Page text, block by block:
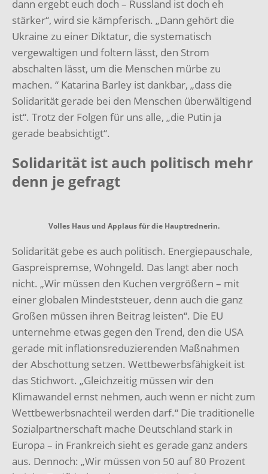
dann ergebt euch doch – Russland ist doch eh
stärker“, wird sie kämpferisch. „Dann gehört die
Ukraine zu einer Diktatur, die systematisch
vergewaltigen und foltern lässt, den Strom
abschalten lässt, um die Menschen mürbe zu
machen. “ Katarina Barley ist dankbar, „dass die
Solidarität gerade bei den Menschen überwältigend
ist“. Trotz der Folgen für uns alle, „die Putin ja
gerade beabsichtigt“.
Solidarität ist auch politisch mehr
denn je gefragt
Volles Haus und Applaus für die Hauptrednerin.
Solidarität gebe es auch politisch. Energiepauschale,
Gaspreispremse, Wohngeld. Das langt aber noch
nicht. „Wir müssen den Kuchen vergrößern – mit
einer globalen Mindeststeuer, denn auch die ganz
Großen müssen ihren Beitrag leisten“. Die EU
unternehme etwas gegen den Trend, den die USA
gerade mit inflationsreduzierenden Maßnahmen
der Abschottung setzen. Wettbewerbsfähigkeit ist
das Stichwort. „Gleichzeitig müssen wir den
Klimawandel ernst nehmen, auch wenn er nicht zum
Wettbewerbsnachteil werden darf.“ Die traditionelle
Sozialpartnerschaft mache Deutschland stark in
Europa – in Frankreich sieht es gerade ganz anders
aus. Dennoch: „Wir müssen von 50 auf 80 Prozent